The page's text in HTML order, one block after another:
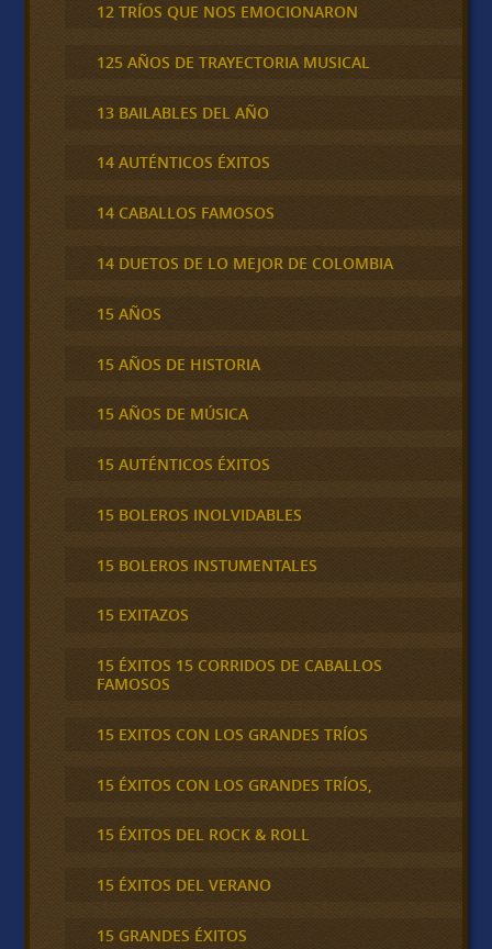
12 TRÍOS QUE NOS EMOCIONARON
125 AÑOS DE TRAYECTORIA MUSICAL
13 BAILABLES DEL AÑO
14 AUTÉNTICOS ÉXITOS
14 CABALLOS FAMOSOS
14 DUETOS DE LO MEJOR DE COLOMBIA
15 AÑOS
15 AÑOS DE HISTORIA
15 AÑOS DE MÚSICA
15 AUTÉNTICOS ÉXITOS
15 BOLEROS INOLVIDABLES
15 BOLEROS INSTUMENTALES
15 EXITAZOS
15 ÉXITOS 15 CORRIDOS DE CABALLOS
FAMOSOS
15 EXITOS CON LOS GRANDES TRÍOS
15 ÉXITOS CON LOS GRANDES TRÍOS,
15 ÉXITOS DEL ROCK & ROLL
15 ÉXITOS DEL VERANO
15 GRANDES ÉXITOS